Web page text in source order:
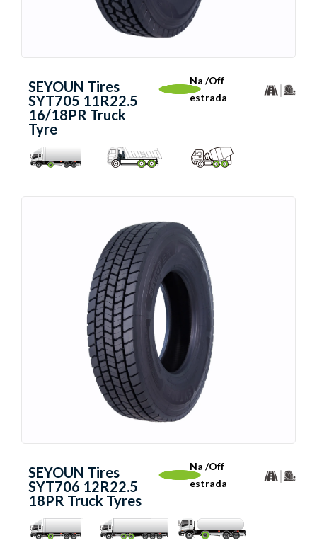
SEYOUN Tires
SYT705 11R22.5
16/18PR Truck
Tyre
Na /Off
estrada
SEYOUN Tires
SYT706 12R22.5
18PR Truck Tyres
Na /Off
estrada